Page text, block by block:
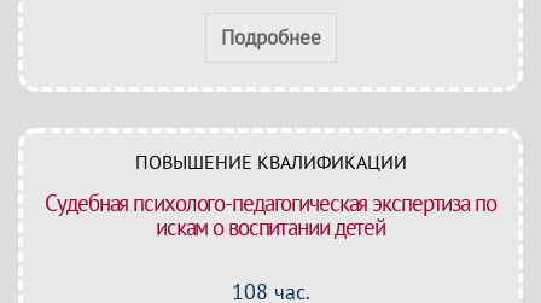
Подробнее
ПОВЫШЕНИЕ КВАЛИФИКАЦИИ
Судебная психолого-педагогическая экспертиза по
искам о воспитании детей
108 час.